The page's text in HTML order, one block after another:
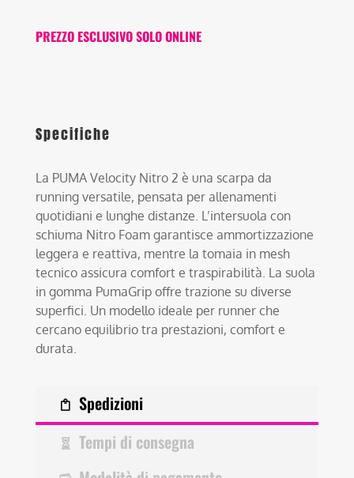
PREZZO ESCLUSIVO SOLO ONLINE
Specifiche
La PUMA Velocity Nitro 2 è una scarpa da
running versatile, pensata per allenamenti
quotidiani e lunghe distanze. L’intersuola con
schiuma Nitro Foam garantisce ammortizzazione
leggera e reattiva, mentre la tomaia in mesh
tecnico assicura comfort e traspirabilità. La suola
in gomma PumaGrip offre trazione su diverse
superfici. Un modello ideale per runner che
cercano equilibrio tra prestazioni, comfort e
durata.
Spedizioni
Tempi di consegna